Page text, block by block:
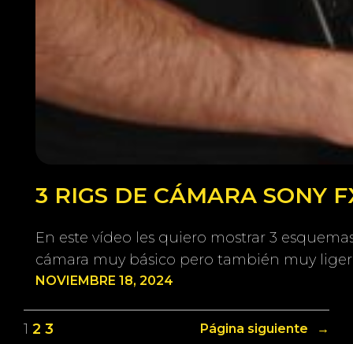
3 RIGS DE CÁMARA SONY
En este vídeo les quiero mostrar 3
cámara muy básico pero también muy
NOVIEMBRE 18, 2024
1 2 3 Página siguiente →